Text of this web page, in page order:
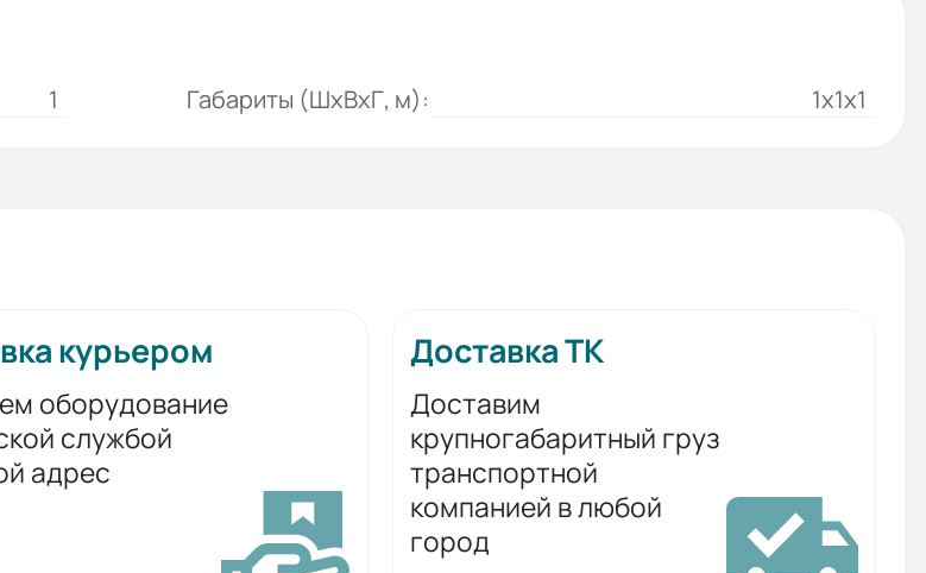
1 Габариты (ШхВхГ, м): 1x1x1
курьером
оборудование
службой
адрес
Доставка ТК
Доставим
крупногабаритный груз
транспортной
компанией в любой
город